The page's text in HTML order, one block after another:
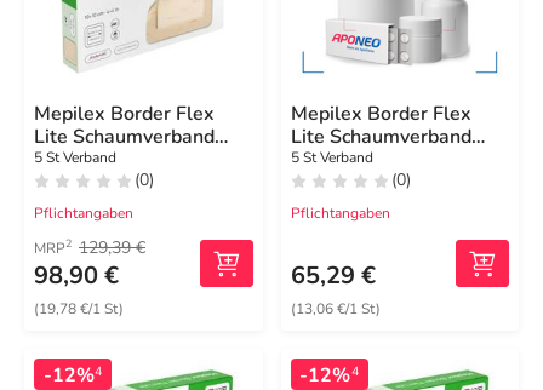
Mepilex Border Flex
Lite Schaumverband
10x10 cm
5 St Verband
(0)
Pflichtangaben
MRP2 129,39 €
98,90 €
(19,78 €/1 St)
Mepilex Border Flex
Lite Schaumverband
5x12,5 cm
5 St Verband
(0)
Pflichtangaben
65,29 €
(13,06 €/1 St)
-12%4 -12%4